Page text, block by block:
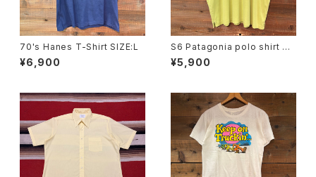
70's Hanes T-Shirt SIZE:L
¥6,900
S6 Patagonia polo shirt SI
ZE:XL
¥5,900